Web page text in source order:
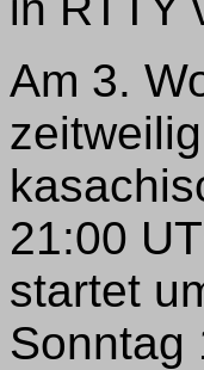
Am 3.
21:00
startet
Sonntag